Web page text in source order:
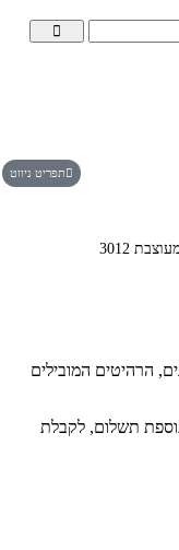
תפריט ניווט
3012
הרהיטים המובילים
תשלום, לקבלת